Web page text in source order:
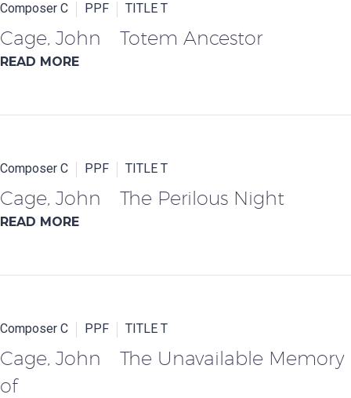
Composer C PPF TITLE T
Cage, John Totem Ancestor
READ MORE
Composer C PPF TITLE T
Cage, John The Perilous Night
READ MORE
Composer C PPF TITLE T
Cage, John The Unavailable Memory
of